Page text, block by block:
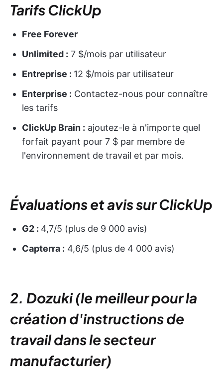
Tarifs ClickUp
Free Forever
Unlimited : 7 $/mois par utilisateur
Entreprise : 12 $/mois par utilisateur
Enterprise : Contactez-nous pour connaître
les tarifs
ClickUp Brain : ajoutez-le à n'importe quel
forfait payant pour 7 $ par membre de
l'environnement de travail et par mois.
Évaluations et avis sur ClickUp
G2 : 4,7/5 (plus de 9 000 avis)
Capterra : 4,6/5 (plus de 4 000 avis)
2. Dozuki (le meilleur pour la
création d'instructions de
travail dans le secteur
manufacturier)